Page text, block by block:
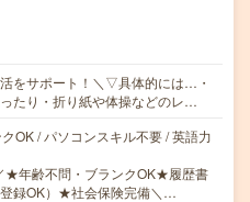
をサポート！＼▽具体的には…・
たり・折り紙や体操などのレ…
OK / パソコンスキル不要 / 英語力
★年齢不問・ブランクOK★履歴書
録OK）★社会保険完備＼…